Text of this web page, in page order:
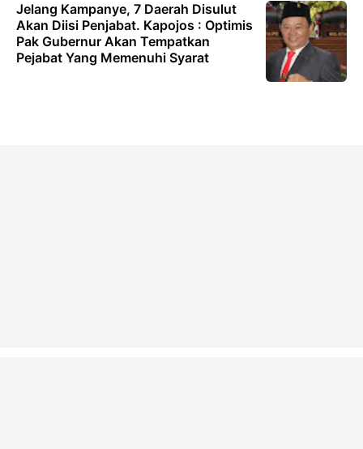
Jelang Kampanye, 7 Daerah Disulut
Akan Diisi Penjabat. Kapojos : Optimis
Pak Gubernur Akan Tempatkan
Pejabat Yang Memenuhi Syarat